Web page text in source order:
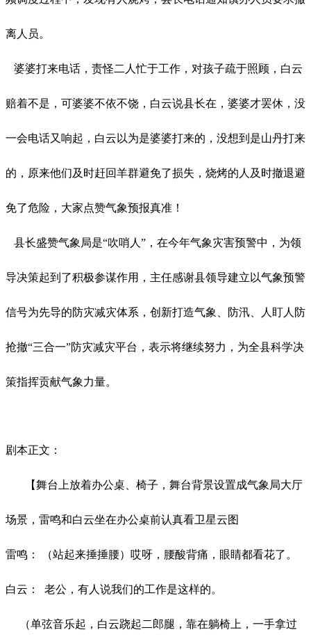
离人员。
婆婆打来电话，责怪二人忙于工作，对孩子疏于照顾，白云
赔着不是，可婆婆不依不饶，白云说县长在，婆婆才罢休，没
一会电话又响起，白云以为是婆婆打来的，没想到是山丹打来
的，原来他们及时赶回羊群避免了损失，烧烤的人及时撤退避
免了危险，大家点赞气象预报真准！
县长盛赞气象局是“吹哨人”，在今年气象灾害预警中，为领
导决策起到了积极参谋作用，主任感谢县领导建立以气象预警
信号为先导的防灾减灾体系，创新打造气象、防汛、人盯人防
抢撤“三合一”防灾减灾平台，表示将继续努力，为全县科学决
策指挥贡献气象力量。
剧本正文：
【舞台上放着办公桌、椅子，舞台背景设置成气象局大厅
场景，雷鸣和白云坐在办公桌前认真看卫星云图
雷鸣： （站起来捶捶腰）哎呀，腰酸背痛，眼睛都看花了。
白云： 老公，有人说我们的工作是这样的。
（单弦音乐起，白云跷起二郎腿，靠在躺椅上，一手拿过